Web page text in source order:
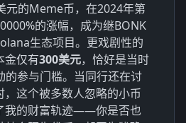
元的Meme币，在2024年第
的涨幅，成为继BONK
生态项目。更戏剧性的
金仅有300美元，恰好是当时
的参与门槛。当同行还在讨
这个被多数人忽略的小币
我的财富轨迹——你是否也